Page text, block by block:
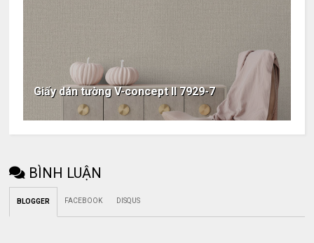
Giấy dán tường V-concept II 7929-7
BÌNH LUẬN
BLOGGER FACEBOOK DISQUS